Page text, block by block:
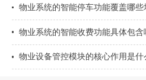
物业系统的智能停车功能覆盖哪些
物业系统的智能收费功能具体包含
物业设备管控模块的核心作用是什